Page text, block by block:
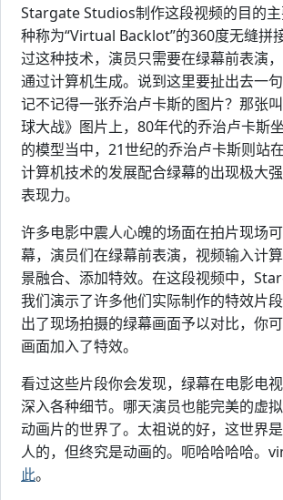
Stargate Studios制作这段视频的目的
种称为“Virtual Backlot”的360度无缝拼
过这种技术，演员只需要在绿幕前表演
通过计算机生成。说到这里要扯出去一
记不记得一张乔治卢卡斯的图片？那张
球大战》图片上，80年代的乔治卢卡斯
的模型当中，21世纪的乔治卢卡斯则站
计算机技术的发展配合绿幕的出现极大
表现力。
许多电影中震人心魄的场面在拍片现场
幕，演员们在绿幕前表演，视频输入计
景融合、添加特效。在这段视频中，
我们演示了许多他们实际制作的特效片
出了现场拍摄的绿幕画面予以对比，你
画面加入了特效。
看过这些片段你会发现，绿幕在电影电
深入各种细节。哪天演员也能完美的虚
动画片的世界了。太祖说的好，这世界
人的，但终究是动画的。呃哈哈哈哈。
此。